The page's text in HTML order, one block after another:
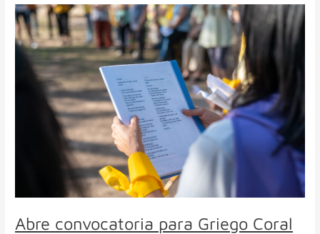
Abre convocatoria para Griego Coral
Abre
convocatoria
para
Griego
Coral